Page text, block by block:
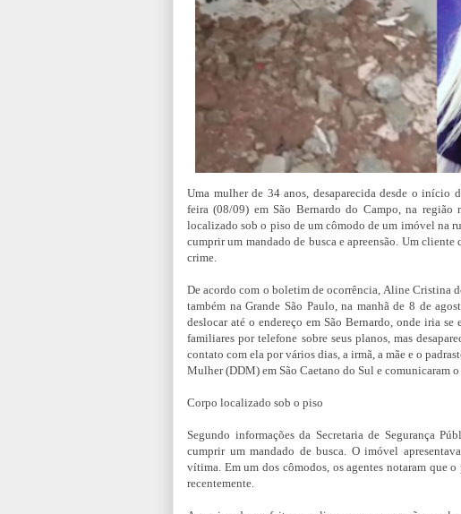
Uma mulher de 34 anos, desaparecida desde o início
feira (08/09) em São Bernardo do Campo, na
localizado sob o piso de um cômodo de um imóvel na
cumprir um mandado de busca e apreensão. Um
crime.
De acordo com o boletim de ocorrência, Aline Cristina
também na Grande São Paulo, na manhã de 8 de
deslocar até o endereço em São Bernardo, onde iria
familiares por telefone sobre seus planos, mas
contato com ela por vários dias, a irmã, a mãe e o
Mulher (DDM) em São Caetano do Sul e comunicaram
Corpo localizado sob o piso
Segundo informações da Secretaria de Segurança
cumprir um mandado de busca. O imóvel
vítima. Em um dos cômodos, os agentes notaram que
recentemente.